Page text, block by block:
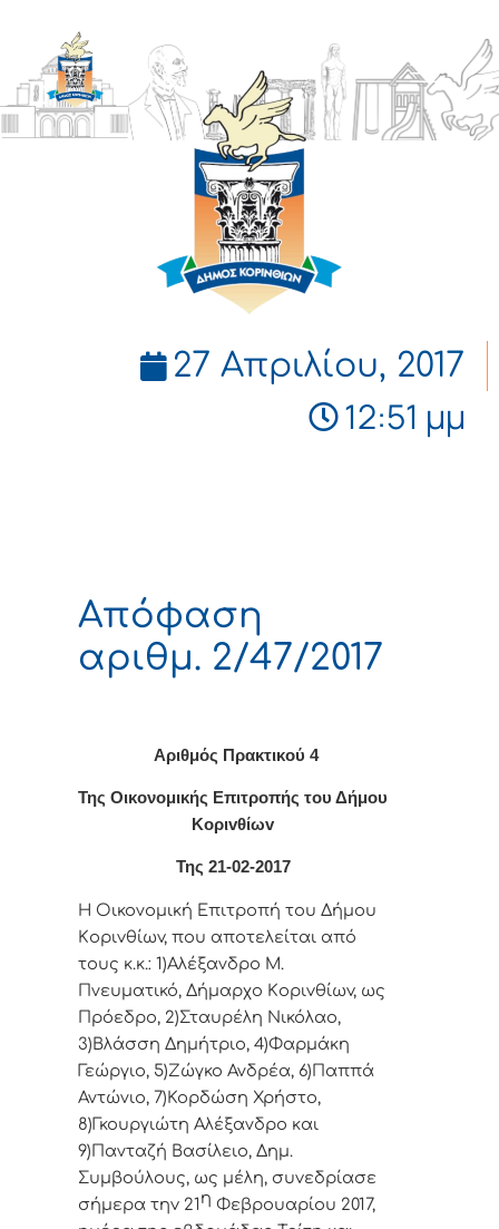
ΔΗΜΟΣ
ΚΟΡΙΝΘΙΩΝ
27 Απριλίου, 2017
12:51 μμ
Απόφαση
αριθμ. 2/47/2017
Αριθμός Πρακτικού 4
Της Οικονομικής Επιτρoπής τoυ Δήμoυ
Κoριvθίωv
Της 21-02-2017
Η Οικονομική Επιτρoπή τoυ Δήμoυ
Κoριvθίωv, πoυ απoτελείται από
τoυς κ.κ.: 1)Αλέξανδρο Μ.
Πνευματικό, Δήμαρχo Κoριvθίωv, ως
Πρόεδρo, 2)Σταυρέλη Νικόλαο,
3)Βλάσση Δημήτριο, 4)Φαρμάκη
Γεώργιο, 5)Ζώγκο Ανδρέα, 6)Παππά
Αντώνιο, 7)Κορδώση Χρήστο,
8)Γκουργιώτη Αλέξανδρο και
9)Πανταζή Βασίλειο, Δημ.
Συμβoύλoυς, ως μέλη, συvεδρίασε
σήμερα τηv 21 η Φεβρουαρίου 2017,